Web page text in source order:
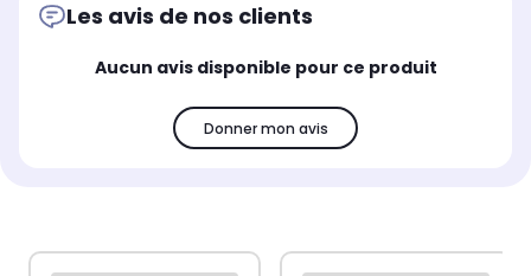
Les avis de nos clients
Aucun avis disponible pour ce produit
Donner mon avis